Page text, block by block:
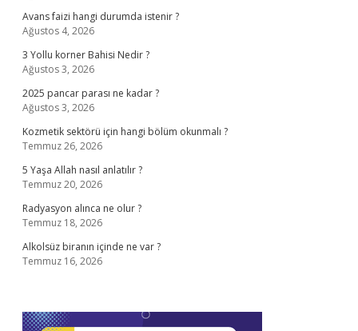
Avans faizi hangi durumda istenir ?
Ağustos 4, 2026
3 Yollu korner Bahisi Nedir ?
Ağustos 3, 2026
2025 pancar parası ne kadar ?
Ağustos 3, 2026
Kozmetik sektörü için hangi bölüm okunmalı ?
Temmuz 26, 2026
5 Yaşa Allah nasıl anlatılır ?
Temmuz 20, 2026
Radyasyon alınca ne olur ?
Temmuz 18, 2026
Alkolsüz biranın içinde ne var ?
Temmuz 16, 2026